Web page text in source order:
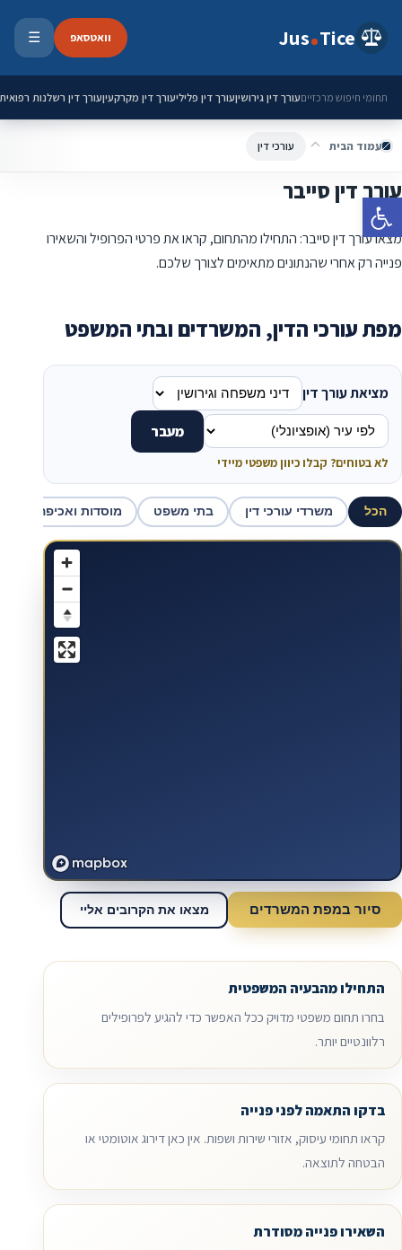
פתח סרגל נגישות
Jus Tice וואטסאפ ☰
תחומי חיפוש מרכזייםעורך דין גירושיןעורך דין פליליעורך דין מקרקעיןעורך דין רשלנות רפואית
עמוד הבית עורכי דין
עורך דין סייבר
מצאו עורך דין סייבר: התחילו מהתחום, קראו את פרטי הפרופיל והשאירו
פנייה רק אחרי שהנתונים מתאימים לצורך שלכם.
מפת עורכי הדין, המשרדים ובתי המשפט
מציאת עורך דין
מעבר
לא בטוחים? קבלו כיוון משפטי מיידי
הכל משרדי עורכי דין בתי משפט מוסדות ואכיפה
סיור במפת המשרדים מצאו את הקרובים אליי
התחילו מהבעיה המשפטית
בחרו תחום משפטי מדויק ככל האפשר כדי להגיע לפרופילים
רלוונטיים יותר.
בדקו התאמה לפני פנייה
קראו תחומי עיסוק, אזורי שירות ושפות. אין כאן דירוג אוטומטי או
הבטחה לתוצאה.
השאירו פנייה מסודרת